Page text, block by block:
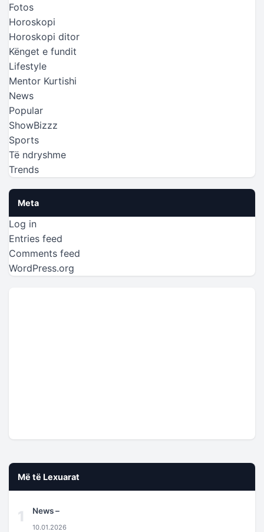
Fotos
Horoskopi
Horoskopi ditor
Kënget e fundit
Lifestyle
Mentor Kurtishi
News
Popular
ShowBizzz
Sports
Të ndryshme
Trends
Meta
Log in
Entries feed
Comments feed
WordPress.org
Më të Lexuarat
1 News –
10.01.2026